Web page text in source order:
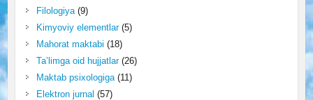
Filologiya(9)
Kimyoviy elementlar(5)
Mahorat maktabi (18)
Ta’limga oid hujjatlar(26)
Maktab psixologiga(11)
Elektron jurnal (57)